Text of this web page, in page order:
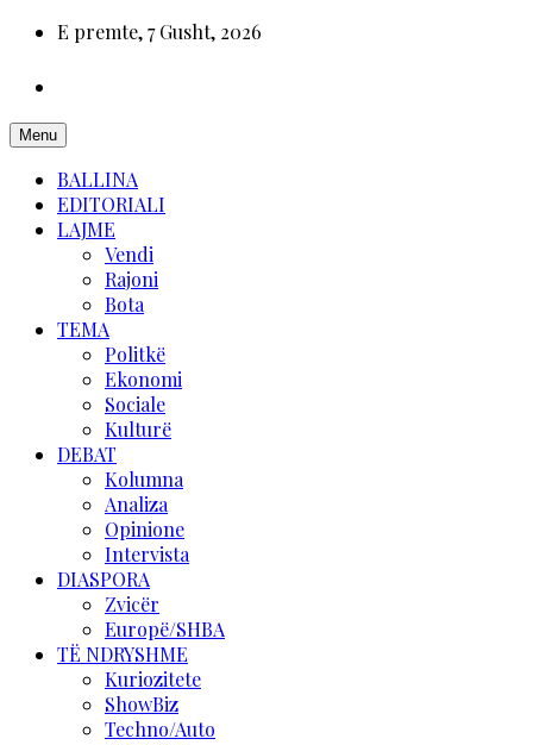
E premte, 7 Gusht, 2026
Menu
BALLINA
EDITORIALI
LAJME
Vendi
Rajoni
Bota
TEMA
Politkë
Ekonomi
Sociale
Kulturë
DEBAT
Kolumna
Analiza
Opinione
Intervista
DIASPORA
Zvicër
Europë/SHBA
TË NDRYSHME
Kuriozitete
ShowBiz
Techno/Auto